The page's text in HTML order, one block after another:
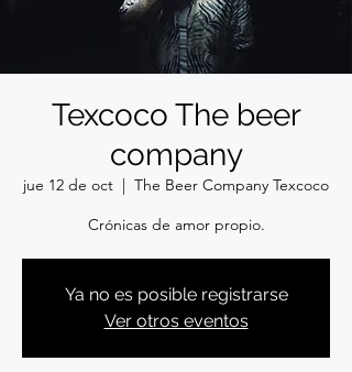
Texcoco The beer
company
jue 12 de oct
  |
The Beer Company Texcoco
Crónicas de amor propio.
Ya no es posible registrarse
Ver otros eventos